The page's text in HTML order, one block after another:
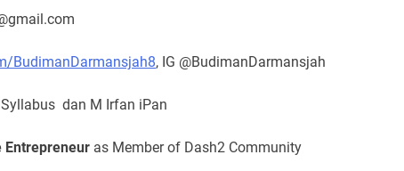
BudimanDarmansjah8, IG @BudimanDarmansjah
dan M Irfan iPan
Entrepreneur as Member of Dash2 Community